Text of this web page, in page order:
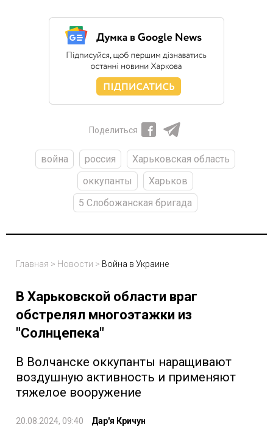
Поделиться
война россия
Харьковская область
оккупанты
Харьков
5 Слобожанская бригада
Главная > Новости > Война в Украине
В Харьковской области враг
обстрелял многоэтажки из
"Солнцепека"
В Волчанске оккупанты наращивают
воздушную активность и применяют
тяжелое вооружение
20.08.2024, 09:40 Дар'я Кричун